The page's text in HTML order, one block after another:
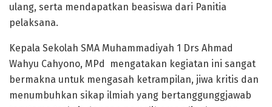
ulang, serta mendapatkan beasiswa dari Panitia
pelaksana.
Kepala Sekolah SMA Muhammadiyah 1 Drs Ahmad
Wahyu Cahyono, MPd mengatakan kegiatan ini sangat
bermakna untuk mengasah ketrampilan, jiwa kritis dan
menumbuhkan sikap ilmiah yang bertanggunggjawab